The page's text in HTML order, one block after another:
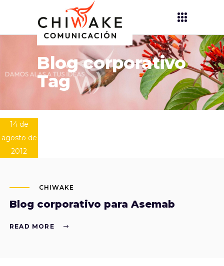
Blog corporativo
Tag
14 de
agosto de
2012
CHIWAKE
Blog corporativo para Asemab
READ MORE